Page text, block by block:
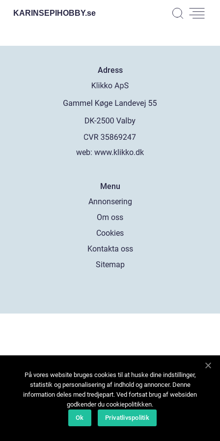
KARINSEPIHOBBY.se
Adress
web: www.klikko.dk
Menu
Annonsering
Om oss
Cookies
Kontakta oss
Sitemap
På vores website bruges cookies til at huske dine indstillinger,
statistik og personalisering af indhold og annoncer. Denne
information deles med tredjepart. Ved fortsat brug af websiden
godkender du cookiepolitikken.
Ok
Privatlivspolitik